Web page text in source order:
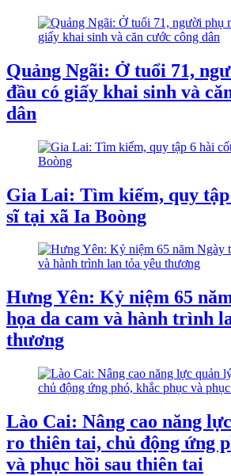
Quảng Ngãi: Ở tuổi 71,
đầu có giấy khai sinh và
dân
Gia Lai: Tìm kiếm, quy
sĩ tại xã Ia Boòng
Hưng Yên: Kỷ niệm 65
họa da cam và hành trình
thương
Lào Cai: Nâng cao năng
ro thiên tai, chủ động ứng
và phục hồi sau thiên tai